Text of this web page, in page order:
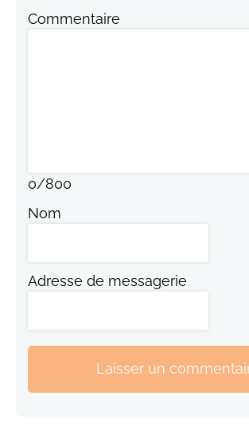
Commentaire
0/800
Nom
Adresse de messagerie
Laisser un